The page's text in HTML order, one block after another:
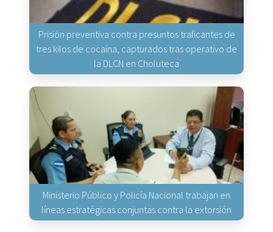
Prisión preventiva contra presuntos traficantes de
tres kilos de cocaína, capturados tras operativo de
la DLCN en Choluteca
Ministerio Público y Policía Nacional trabajan en
líneas estratégicas conjuntas contra la extorsión